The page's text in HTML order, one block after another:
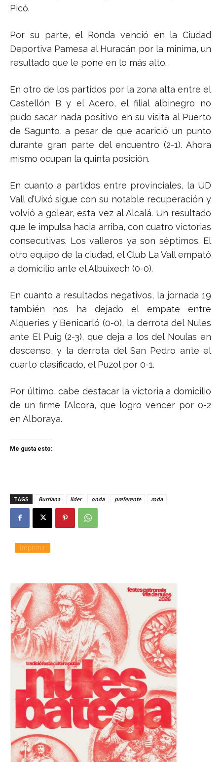
Picó.
Por su parte, el Ronda venció en la Ciudad
Deportiva Pamesa al Huracán por la minima, un
resultado que le pone en lo más alto.
En otro de los partidos por la zona alta entre el
Castellón B y el Acero, el filial albinegro no
pudo sacar nada positivo en su visita al Puerto
de Sagunto, a pesar de que acarició un punto
durante gran parte del encuentro (2-1). Ahora
mismo ocupan la quinta posición.
En cuanto a partidos entre provinciales, la UD
Vall d’Uixó sigue con su notable recuperación y
volvió a golear, esta vez al Alcalá. Un resultado
que le impulsa hacia arriba, con cuatro victorias
consecutivas. Los valleros ya son séptimos. El
otro equipo de la ciudad, el Club La Vall empató
a domicilio ante el Albuixech (0-0).
En cuanto a resultados negativos, la jornada 19
también nos ha dejado el empate entre
Alqueries y Benicarló (0-0), la derrota del Nules
ante El Puig (2-3), que deja a los del Noulas en
descenso, y la derrota del San Pedro ante el
cuarto clasificado, el Puzol por 0-1.
Por último, cabe destacar la victoria a domicilio
de un firme l’Alcora, que logro vencer por 0-2
en Alboraya.
Me gusta esto:
TAGS Burriana lider onda preferente roda
Imprimir